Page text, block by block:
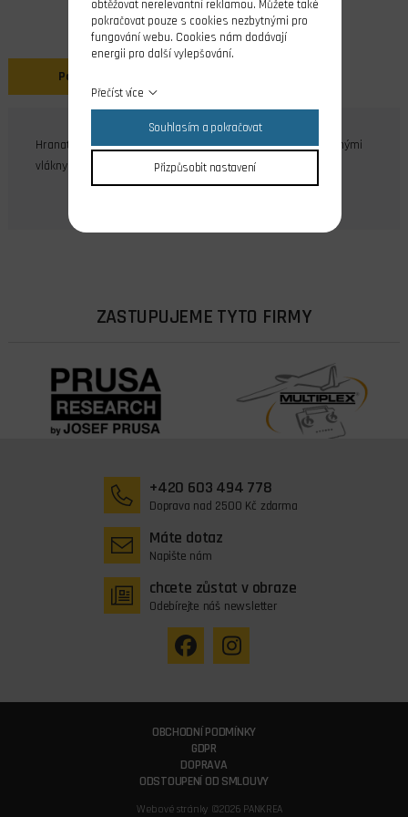
Popis
Hranaté dlouhé lože z houževnatého plastu plněného skelnými
vlákny. Vhodná pro motory se zadní jehlou a čtyřtakty.
ZASTUPUJEME TYTO FIRMY
+420 603 494 778
Doprava nad 2500 Kč zdarma
Máte dotaz
Napište nám
chcete zůstat v obraze
Odebírejte náš newsletter
OBCHODNÍ PODMÍNKY
GDPR
DOPRAVA
ODSTOUPENÍ OD SMLOUVY
Webové stránky ©2026 PANKREA
obtěžovat nerelevantní reklamou. Můžete také
pokračovat pouze s cookies nezbytnými pro
fungování webu. Cookies nám dodávají
energii pro další vylepšování.
Přečíst více
Souhlasím a pokračovat
Přizpůsobit nastavení